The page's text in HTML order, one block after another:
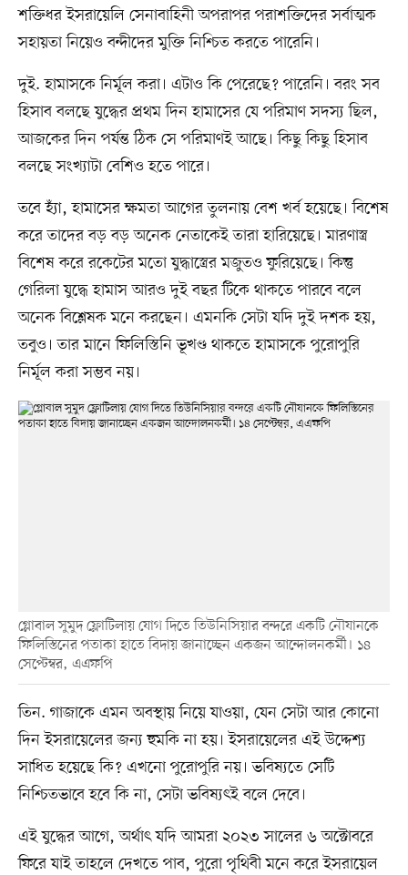
শক্তিধর ইসরায়েলি সেনাবাহিনী অপরাপর পরাশক্তিদের সর্বাত্মক
সহায়তা নিয়েও বন্দীদের মুক্তি নিশ্চিত করতে পারেনি।
দুই. হামাসকে নির্মূল করা। এটাও কি পেরেছে? পারেনি। বরং সব
হিসাব বলছে যুদ্ধের প্রথম দিন হামাসের যে পরিমাণ সদস্য ছিল,
আজকের দিন পর্যন্ত ঠিক সে পরিমাণই আছে। কিছু কিছু হিসাব
বলছে সংখ্যাটা বেশিও হতে পারে।
তবে হ্যাঁ, হামাসের ক্ষমতা আগের তুলনায় বেশ খর্ব হয়েছে। বিশেষ
করে তাদের বড় বড় অনেক নেতাকেই তারা হারিয়েছে। মারণাস্ত্র
বিশেষ করে রকেটের মতো যুদ্ধাস্ত্রের মজুতও ফুরিয়েছে। কিন্তু
গেরিলা যুদ্ধে হামাস আরও দুই বছর টিকে থাকতে পারবে বলে
অনেক বিশ্লেষক মনে করছেন। এমনকি সেটা যদি দুই দশক হয়,
তবুও। তার মানে ফিলিস্তিনি ভূখণ্ড থাকতে হামাসকে পুরোপুরি
নির্মূল করা সম্ভব নয়।
গ্লোবাল সুমুদ ফ্লোটিলায় যোগ দিতে তিউনিসিয়ার বন্দরে একটি নৌযানকে
ফিলিস্তিনের পতাকা হাতে বিদায় জানাচ্ছেন একজন আন্দোলনকর্মী। ১৪
সেপ্টেম্বর, এএফপি
তিন. গাজাকে এমন অবস্থায় নিয়ে যাওয়া, যেন সেটা আর কোনো
দিন ইসরায়েলের জন্য হুমকি না হয়। ইসরায়েলের এই উদ্দেশ্য
সাধিত হয়েছে কি? এখনো পুরোপুরি নয়। ভবিষ্যতে সেটি
নিশ্চিতভাবে হবে কি না, সেটা ভবিষ্যৎই বলে দেবে।
এই যুদ্ধের আগে, অর্থাৎ যদি আমরা ২০২৩ সালের ৬ অক্টোবরে
ফিরে যাই তাহলে দেখতে পাব, পুরো পৃথিবী মনে করে ইসরায়েল